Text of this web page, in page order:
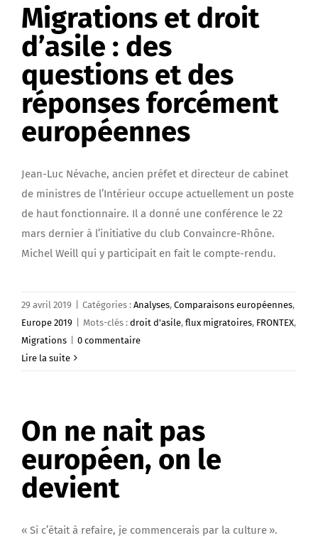
Migrations et droit
d’asile : des
questions et des
réponses forcément
européennes
Jean-Luc Névache, ancien préfet et directeur de cabinet
de ministres de l’Intérieur occupe actuellement un poste
de haut fonctionnaire. Il a donné une conférence le 22
mars dernier à l’initiative du club Convaincre-Rhône.
Michel Weill qui y participait en fait le compte-rendu.
29 avril 2019 Catégories : Analyses, Comparaisons européennes,
Europe 2019
Mots-clés : droit d'asile, flux migratoires, FRONTEX,
Migrations
0 commentaire
Lire la suite
On ne nait pas
européen, on le
devient
« Si c’était à refaire, je commencerais par la culture ».